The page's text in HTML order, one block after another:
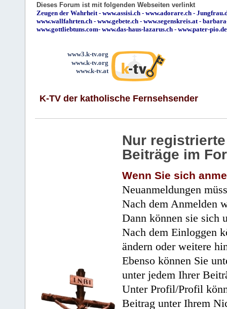
Dieses Forum ist mit folgenden Webseiten verlinkt
Zeugen der Wahrheit - www.assisi.ch - www.adorare.ch -
www.wallfahrten.ch - www.gebete.ch - www.segenskreis.at -
www.gottliebtuns.com- www.das-haus-lazarus.ch - www.pater-pio.de
www3.k-tv.org
www.k-tv.org
www.k-tv.at
K-TV der katholische Fernsehsender
Nur
Beiträge im
Wenn Sie sich
Neuanmeldungen
Nach dem Anmelden
Dann können sie sich
Nach dem Einloggen
ändern oder weitere
Ebenso können Sie
unter jedem Ihrer
Unter Profil/Profil
Beitrag unter Ihrem